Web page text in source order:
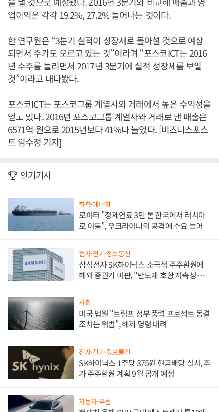
업이익은 각각 19.2%, 27.2% 늘어나는 것이다.
한 연구원은 “3분기 실적이 성장세로 돌아설 것으로 예상
되면서 주가도 오르고 있는 것”이라며 “포스코ICT는 2016
년 수주를 늘리면서 2017년 3분기에 실적 성장세를 보일
것”이라고 내다봤다.
포스코ICT는 포스코그룹 계열사와 거래에서 높은 수익성을
얻고 있다. 2016년 포스코그룹 계열사와 거래로 낸 매출은
6571억 원으로 2015년보다 41%나 늘었다. [비즈니스포스
트 임수정 기자]
인기기사
화학·에너지
로이터 "정제연료 3만 톤 한국에서 러시아
로 이동", 우크라이나의 공격에 수요 늘어
전자·전기·정보통신
삼성전자 SK하이닉스 소극적 주주환원에
해외 증권가 비판, "반도체 호황 지속성 의
사회
미국 법원 "트럼프 정부 풍력 프로젝트 동결
조치는 위법", 해제 명령 내려
전자·전기·정보통신
SK하이닉스 1주당 375원 현금배당 실시, 추
가 주주환원 계획 9월 공개 예정
자동차·부품